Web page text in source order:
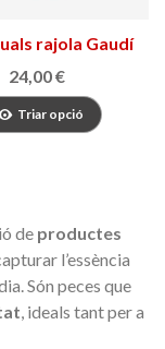
rajola Gaudí
24,00 €
Triar opció
de productes
l’essència
Són peces que
, ideals tant per a